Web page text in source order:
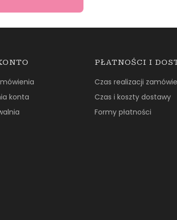
konta
PŁATNOŚCI I
Czas realizacji
Czas i koszty dostawy
Formy płatności